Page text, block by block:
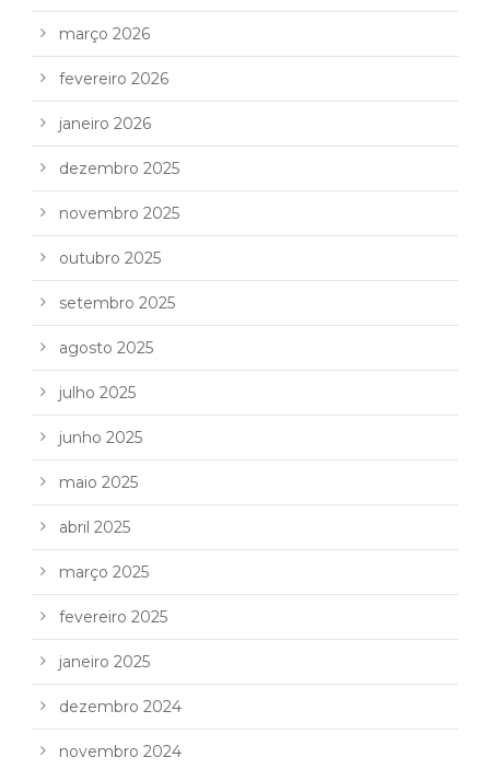
março 2026
fevereiro 2026
janeiro 2026
dezembro 2025
novembro 2025
outubro 2025
setembro 2025
agosto 2025
julho 2025
junho 2025
maio 2025
abril 2025
março 2025
fevereiro 2025
janeiro 2025
dezembro 2024
novembro 2024